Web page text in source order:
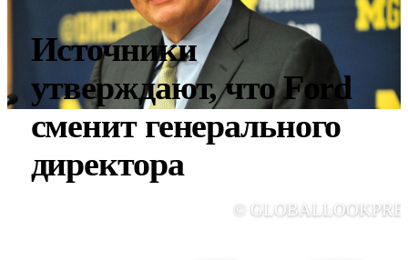
Источники
утверждают, что Ford
сменит генерального
директора
©